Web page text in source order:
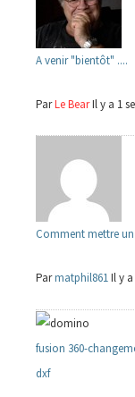
A venir "bientôt" ....
ParLe BearIl y a 1
Comment mettre
Parmatphil861Il y
fusion 360-
dxf